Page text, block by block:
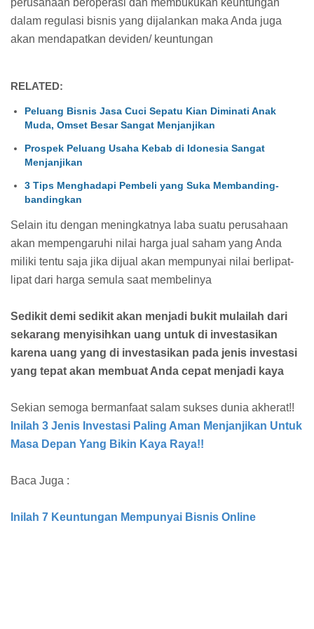
perusahaan beroperasi dan membukukan keuntungan
dalam regulasi bisnis yang dijalankan maka Anda juga
akan mendapatkan deviden/ keuntungan
RELATED:
Peluang Bisnis Jasa Cuci Sepatu Kian Diminati Anak
Muda, Omset Besar Sangat Menjanjikan
Prospek Peluang Usaha Kebab di Idonesia Sangat
Menjanjikan
3 Tips Menghadapi Pembeli yang Suka Membanding-
bandingkan
Selain itu dengan meningkatnya laba suatu perusahaan
akan mempengaruhi nilai harga jual saham yang Anda
miliki tentu saja jika dijual akan mempunyai nilai berlipat-
lipat dari harga semula saat membelinya
Sedikit demi sedikit akan menjadi bukit mulailah dari
sekarang menyisihkan uang untuk di investasikan
karena uang yang di investasikan pada jenis investasi
yang tepat akan membuat Anda cepat menjadi kaya
Sekian semoga bermanfaat salam sukses dunia akherat!!
Inilah 3 Jenis Investasi Paling Aman Menjanjikan Untuk
Masa Depan Yang Bikin Kaya Raya!!
Baca Juga :
Inilah 7 Keuntungan Mempunyai Bisnis Online